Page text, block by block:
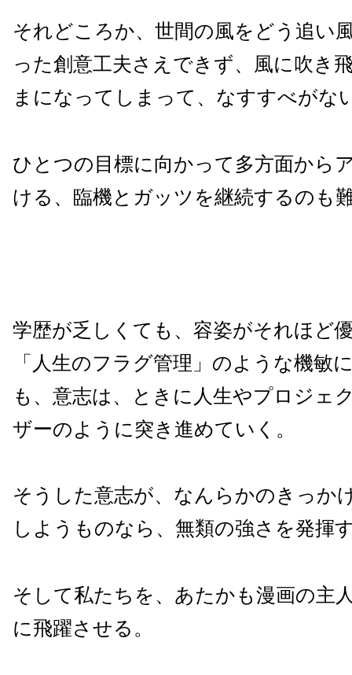
それどころか、世間の風をどう追い
った創意工夫さえできず、風に吹き
まになってしまって、なすすべがな
ひとつの目標に向かって多方面から
ける、臨機とガッツを継続するのも
学歴が乏しくても、容姿がそれほど
「人生のフラグ管理」のような機敏
も、意志は、ときに人生やプロジェ
ザーのように突き進めていく。
そうした意志が、なんらかのきっか
しようものなら、無類の強さを発揮
そして私たちを、あたかも漫画の主
に飛躍させる。